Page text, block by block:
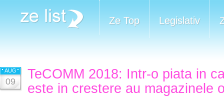
Ze Top Legislativ
AUG
09
TeCOMM 2018: Intr-o piata in
este in crestere au magazinele